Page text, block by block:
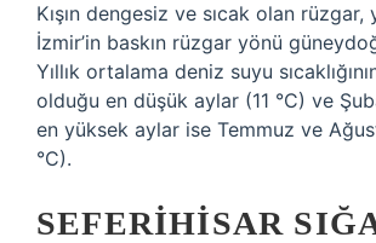
Kışın dengesiz ve sıcak olan rüzgar,
İzmir’in baskın rüzgar yönü
Yıllık ortalama deniz suyu
olduğu en düşük aylar (11 °C) ve
en yüksek aylar ise Temmuz ve
°C).
SEFERIHISAR